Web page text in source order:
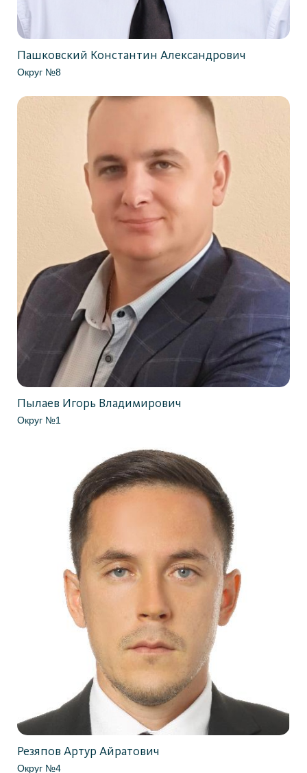
Пашковский Константин Александрович
Округ №8
Пылаев Игорь Владимирович
Округ №1
Резяпов Артур Айратович
Округ №4